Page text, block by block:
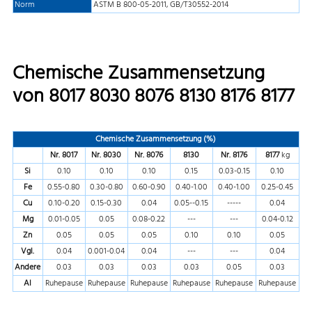
Norm
ASTM B 800-05-2011, GB/T30552-2014
Chemische Zusammensetzung
von 8017 8030 8076 8130 8176 8177
Chemische Zusammensetzung (%)
Nr. 8017
Nr. 8030 Nr. 8076 8130 Nr. 8176 8177kg
Si
0.10 0.10 0.10 0.15 0.03-0.15
0.10
Fe
0.55-0.80 0.30-0.80 0.60-0.90 0.40-1.00 0.40-1.00
0.25-0.45
Cu
0.10-0.20 0.15-0.30 0.04 0.05--0.15 -----
0.04
Mg
0.01-0.05 0.05 0.08-0.22 --- ---
0.04-0.12
Zn
0.05 0.05 0.05 0.10 0.10
0.05
Vgl.
0.04 0.001-0.04 0.04 --- ---
0.04
Andere
0.03 0.03 0.03 0.03 0.05
0.03
Al
Ruhepause Ruhepause Ruhepause Ruhepause Ruhepause Ruhepause